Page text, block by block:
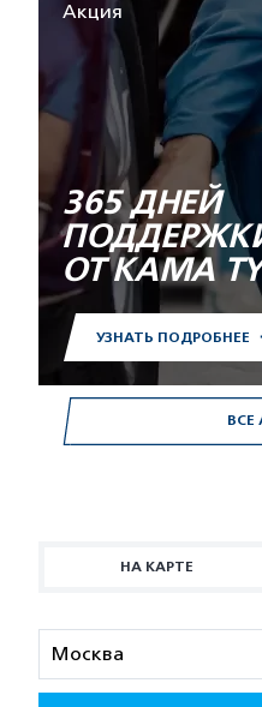
ВСЕ
Акция
365 ДНЕЙ
ОТ KAMA
УЗНАТЬ ПОДРОБНЕЕ
НА КАРТЕ